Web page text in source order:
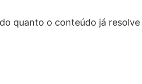
quanto o conteúdo já